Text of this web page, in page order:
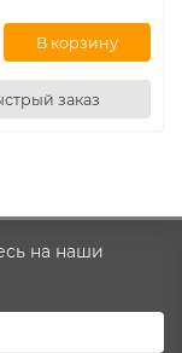
В корзину
заказ
на наши